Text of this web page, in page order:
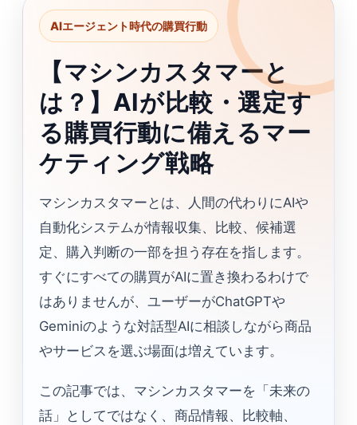
AIエージェント時代の購買行動
【マシンカスタマーと
は？】AIが比較・選定す
る購買行動に備えるマー
ケティング戦略
マシンカスタマーとは、人間の代わりにAIや
自動化システムが情報収集、比較、候補選
定、購入判断の一部を担う存在を指します。
すぐにすべての購買がAIに置き換わるわけで
はありませんが、ユーザーがChatGPTや
Geminiのような対話型AIに相談しながら商品
やサービスを選ぶ場面は増えています。
この記事では、マシンカスタマーを「未来の
話」としてではなく、商品情報、比較軸、